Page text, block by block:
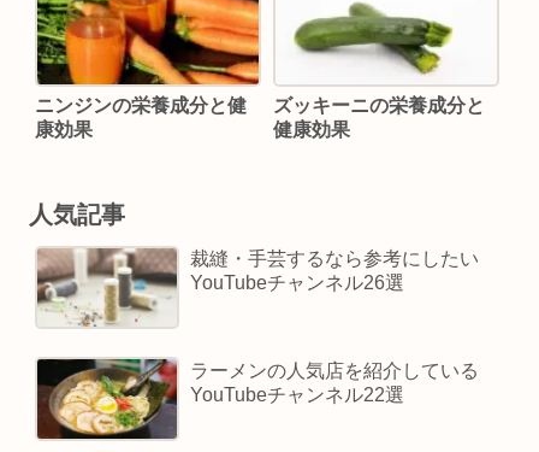
ニンジンの栄養成分と健
康効果
ズッキーニの栄養成分と
健康効果
人気記事
裁縫・手芸するなら参考にしたい
YouTubeチャンネル26選
ラーメンの人気店を紹介している
YouTubeチャンネル22選